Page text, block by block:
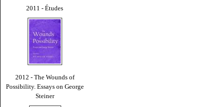
2011 - Études
2012 - The Wounds of
Possibility. Essays on George
Steiner